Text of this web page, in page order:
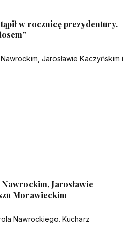
w rocznicę prezydentury.
Jarosławie
Morawieckim